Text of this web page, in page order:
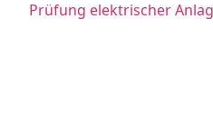
Prüfung elektrischer